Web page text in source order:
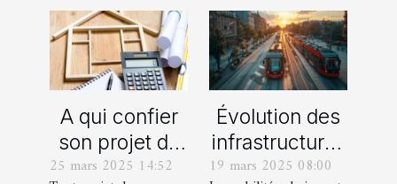
A qui confier
son projet de
rénovation à
25 mars 2025 14:52
Évolution des
infrastructures
de transport
19 mars 2025 08:00